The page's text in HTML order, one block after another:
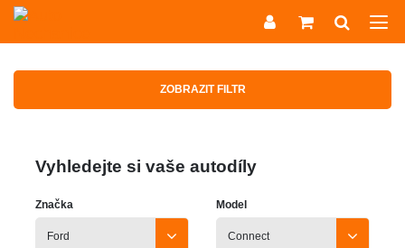
ZOBRAZIT FILTR
Vyhledejte si vaše autodíly
Značka Model